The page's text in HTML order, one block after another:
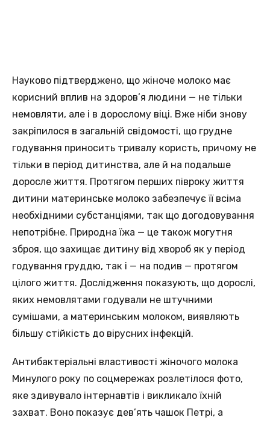
Науково підтверджено, що жіноче молоко має
корисний вплив на здоров’я людини — не тільки
немовляти, але і в дорослому віці. Вже ніби знову
закріпилося в загальній свідомості, що грудне
годування приносить тривалу користь, причому не
тільки в період дитинства, але й на подальше
доросле життя. Протягом перших півроку життя
дитини материнське молоко забезпечує її всіма
необхідними субстанціями, так що догодовування
непотрібне. Природна їжа — це також могутня
зброя, що захищає дитину від хвороб як у період
годування груддю, так і — на подив — протягом
цілого життя. Дослідження показують, що дорослі,
яких немовлятами годували не штучними
сумішами, а материнським молоком, виявляють
більшу стійкість до вірусних інфекцій.
Антибактеріальні властивості жіночого молока
Минулого року по соцмережах розлетілося фото,
яке здивувало інтернавтів і викликало їхній
захват. Воно показує дев’ять чашок Петрі, а